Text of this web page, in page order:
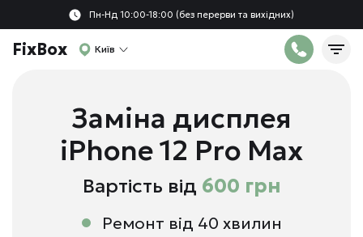
Пн-Нд 10:00-18:00 (без перерви та вихідних)
FixBox Київ
Заміна дисплея
iPhone 12 Pro Max
Вартість від 600 грн
Ремонт від 40 хвилин